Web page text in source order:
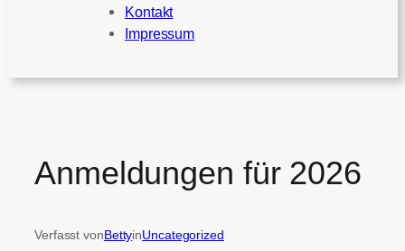
Kontakt
Impressum
Anmeldungen für 2026
Verfasst vonBettyinUncategorized